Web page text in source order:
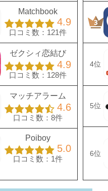
Matchbook
4.9
口コミ数：121件
ゼクシィ恋結び
4.9
口コミ数：128件
マッチアラーム
4.6
口コミ数：8件
Poiboy
5.0
口コミ数：1件
4位
5位
6位